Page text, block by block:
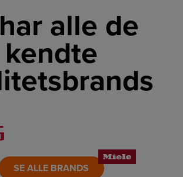
alle de
kendte
SE ALLE BRANDS